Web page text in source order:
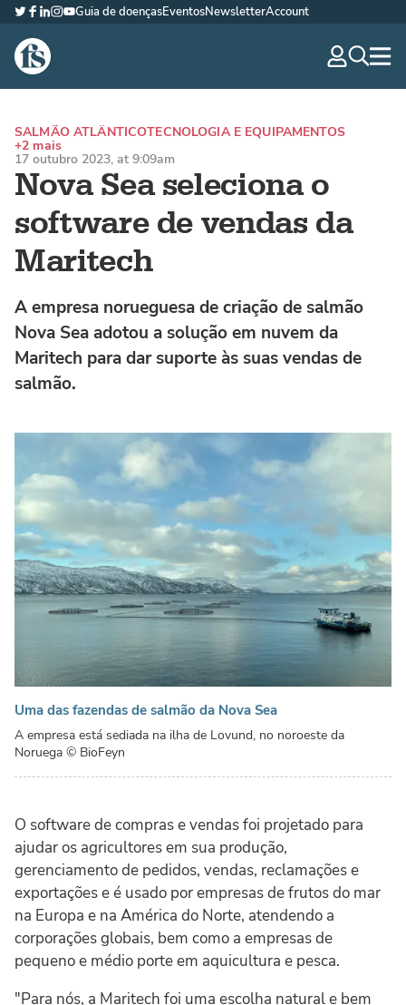
The Fish Site Brasil
Twitter
Facebook
LinkedIn
Instagram
YouTube
Guia de doençasEventosNewsletterAccount
Nova Sea seleciona o
software de vendas da
Maritech
SALMÃO ATLÂNTICOTECNOLOGIA E EQUIPAMENTOS
+2 mais
17 outubro 2023, at 9:09am
A empresa norueguesa de criação de salmão
Nova Sea adotou a solução em nuvem da
Maritech para dar suporte às suas vendas de
salmão.
Uma das fazendas de salmão da Nova Sea
A empresa está sediada na ilha de Lovund, no noroeste da
Noruega © BioFeyn
O software de compras e vendas foi projetado para
ajudar os agricultores em sua produção,
gerenciamento de pedidos, vendas, reclamações e
exportações e é usado por empresas de frutos do mar
na Europa e na América do Norte, atendendo a
corporações globais, bem como a empresas de
pequeno e médio porte em aquicultura e pesca.
"Para nós, a Maritech foi uma escolha natural e bem